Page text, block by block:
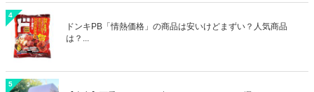
4
ドンキPB「情熱価格」の商品は安いけどまずい？人気商品
は？...
5